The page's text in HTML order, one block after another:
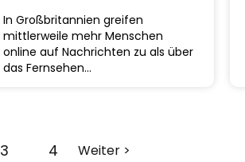
In Großbritannien greifen
mittlerweile mehr Menschen
online auf Nachrichten zu als über
das Fernsehen…
3 4 Weiter >